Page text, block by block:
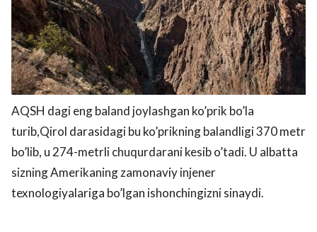
AQSH dagi eng baland joylashgan ko’prik bo’la
turib,Qirol darasidagi bu ko’prikning balandligi 370 metr
bo’lib, u 274-metrli chuqurdarani kesib o’tadi. U albatta
sizning Amerikaning zamonaviy injener
texnologiyalariga bo’lgan ishonchingizni sinaydi.